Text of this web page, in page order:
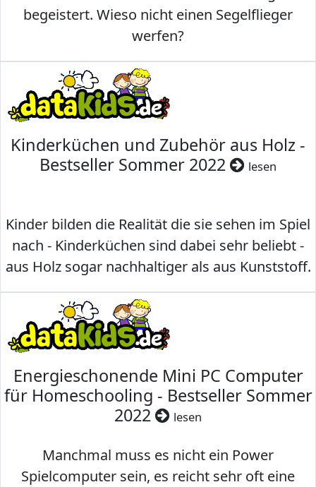
begeistert. Wieso nicht einen Segelflieger
werfen?
Kinderküchen und Zubehör aus Holz -
Bestseller Sommer 2022
lesen
Kinder bilden die Realität die sie sehen im Spiel
nach - Kinderküchen sind dabei sehr beliebt -
aus Holz sogar nachhaltiger als aus Kunststoff.
Energieschonende Mini PC Computer
für Homeschooling - Bestseller Sommer
2022
lesen
Manchmal muss es nicht ein Power
Spielcomputer sein, es reicht sehr oft eine